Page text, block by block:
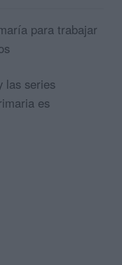
para trabajar
las series
es